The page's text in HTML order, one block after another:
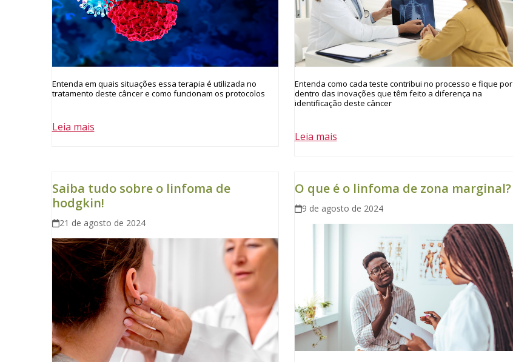
Entenda em quais situações essa terapia é utilizada no
tratamento deste câncer e como funcionam os protocolos
Leia mais
Entenda como cada teste contribui no processo e fique por
dentro das inovações que têm feito a diferença na
identificação deste câncer
Leia mais
Saiba tudo sobre o linfoma de
hodgkin!
21 de agosto de 2024
O que é o linfoma de zona marginal?
9 de agosto de 2024